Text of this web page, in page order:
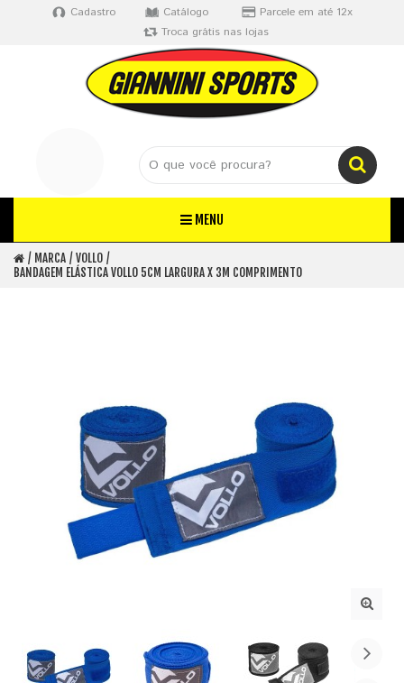
Cadastro Catálogo
Parcele em até 12x
Troca grátis nas lojas
MENU
MARCA
VOLLO
BANDAGEM ELÁSTICA VOLLO 5CM LARGURA X 3M COMPRIMENTO